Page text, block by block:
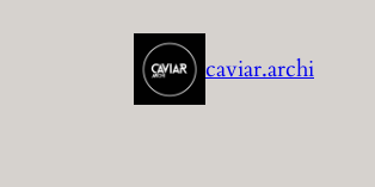
caviar.archi